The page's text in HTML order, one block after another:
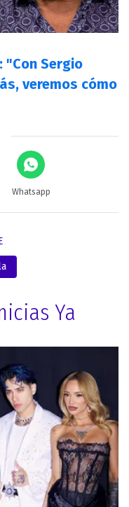
"Con Sergio
veremos cómo
Whatsapp
Ya